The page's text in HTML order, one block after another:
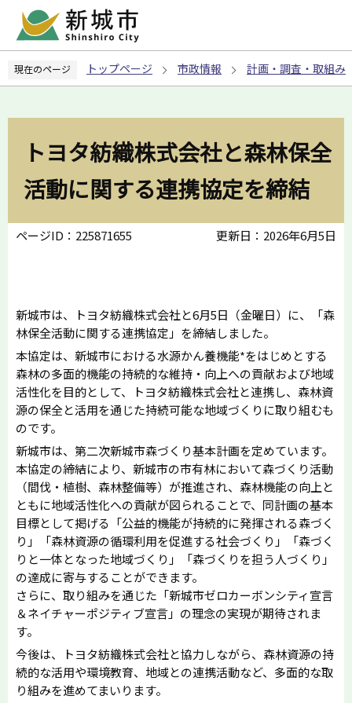
ペ
の
現在のページ トップページ 市政情報 計画・調査・取組み
トヨタ紡織株式会社と森林保全
活動に関する連携協定を締結
ページID：225871655 更新日：2026年6月5日
新城市は、トヨタ紡織株式会社と6月5日（金曜日）に、「森
林保全活動に関する連携協定」を締結しました。
本協定は、新城市における水源かん養機能*をはじめとする
森林の多面的機能の持続的な維持・向上への貢献および地域
活性化を目的として、トヨタ紡織株式会社と連携し、森林資
源の保全と活用を通じた持続可能な地域づくりに取り組むも
のです。
新城市は、第二次新城市森づくり基本計画を定めています。
本協定の締結により、新城市の市有林において森づくり活動
（間伐・植樹、森林整備等）が推進され、森林機能の向上と
ともに地域活性化への貢献が図られることで、同計画の基本
目標として掲げる「公益的機能が持続的に発揮される森づく
り」「森林資源の循環利用を促進する社会づくり」「森づく
りと一体となった地域づくり」「森づくりを担う人づくり」
の達成に寄与することができます。
さらに、取り組みを通じた「新城市ゼロカーボンシティ宣言
＆ネイチャーポジティブ宣言」の理念の実現が期待されま
す。
今後は、トヨタ紡織株式会社と協力しながら、森林資源の持
続的な活用や環境教育、地域との連携活動など、多面的な取
り組みを進めてまいります。